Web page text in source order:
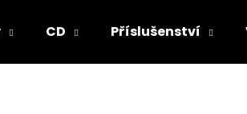
CD Příslušenství